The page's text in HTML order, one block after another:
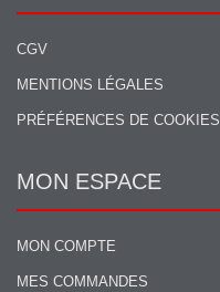
CGV
MENTIONS LÉGALES
PRÉFÉRENCES DE COOKIES
MON ESPACE
MON COMPTE
MES COMMANDES